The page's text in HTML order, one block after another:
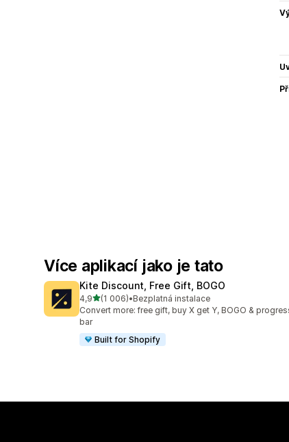
Více aplikací jako je tato
Kite Discount, Free Gift, BOGO
4,9z 5 hvězd
(1 006)
Celkový počet recenzí: 1006
•Bezplatná instalace
Convert more: free gift, buy X get Y, BOGO &
bar
Built for Shopify